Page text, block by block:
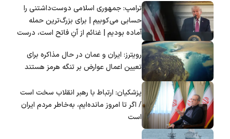
ترامپ: جمهوری اسلامی دوست‌داشتنی را
حسابی می‌کوبیم | برای بزرگ‌ترین حمله
آماده بودیم | غنائم از آنِ فاتح است، درست
رویترز: ایران و عمان در حال مذاکره برای
تعیین اعمال عوارض بر تنگه هرمز هستند
پزشکیان: ارتباط با رهبر انقلاب سخت است
/ اگر تا امروز مانده‌ایم، به‌خاطر مردم ایران
است